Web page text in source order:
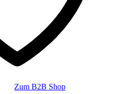
Zum B2B Shop